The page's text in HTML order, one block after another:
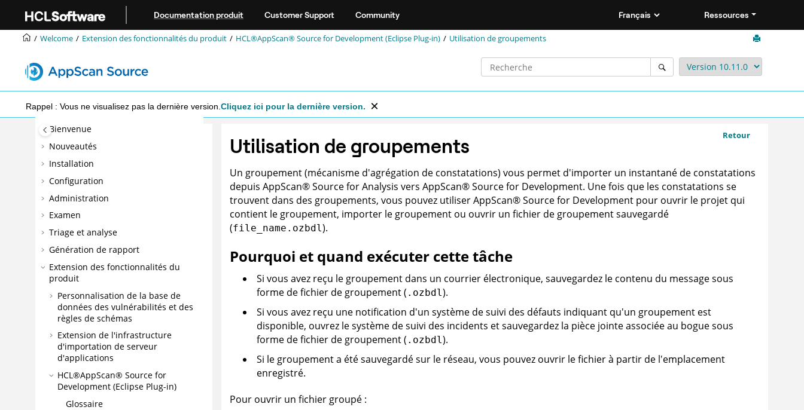
Documentation produit Customer Support Community Ressources
Welcome Extension des fonctionnalités du produit HCL®AppScan® Source for Development (Eclipse Plug-in) Utilisation de groupements
Rappel : Vous ne visualisez pas la dernière version. Cliquez ici pour la dernière version.
Bienvenue
Nouveautés
Installation
Configuration
Administration
Examen
Triage et analyse
Génération de rapport
Extension des fonctionnalités du
produit
Personnalisation de la base de
données des vulnérabilités et des
règles de schémas
Extension de l'infrastructure
d'importation de serveur
d'applications
HCL®AppScan® Source for
Development (Eclipse Plug-in)
Glossaire
Retour
Utilisation de groupements
Un groupement (mécanisme d'agrégation de constatations) vous permet d'importer un instantané de constatations
depuis AppScan®Source for Analysis vers AppScan®Source for Development. Une fois que les constatations se
trouvent dans des groupements, vous pouvez utiliserAppScan®Source for Developmentpour ouvrir le projet qui
contient le groupement, importer le groupement ou ouvrir un fichier de groupement sauvegardé
(file_name.ozbdl).
Pourquoi et quand exécuter cette tâche
Si vous avez reçu le groupement dans un courrier électronique, sauvegardez le contenu du message sous
forme de fichier de groupement ( .ozbdl).
Si vous avez reçu une notification d'un système de suivi des défauts indiquant qu'un groupement est
disponible, ouvrez le système de suivi des incidents et sauvegardez la pièce jointe associée au bogue sous
forme de fichier de groupement ( .ozbdl).
Si le groupement a été sauvegardé sur le réseau, vous pouvez ouvrir le fichier à partir de l'emplacement
enregistré.
Pour ouvrir un fichier groupé :